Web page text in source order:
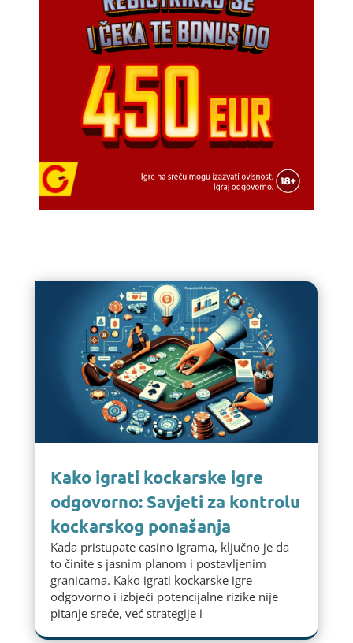
Kako igrati kockarske igre
odgovorno: Savjeti za kontrolu
kockarskog ponašanja
Kada pristupate casino igrama, ključno je da
to činite s jasnim planom i postavljenim
granicama. Kako igrati kockarske igre
odgovorno i izbjeći potencijalne rizike nije
pitanje sreće, već strategije i